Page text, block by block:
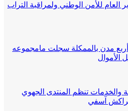
العام للأمن الوطني ولمراقبة التراب
أربع مدن بالممكلة سجلت مامجموعه
والخدمات تنظم المنتدى الجهوي
مراكش آسفي